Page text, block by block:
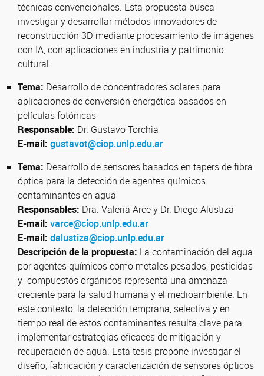
técnicas convencionales. Esta propuesta busca
investigar y desarrollar métodos innovadores de
reconstrucción 3D mediante procesamiento de imágenes
con IA, con aplicaciones en industria y patrimonio
cultural.
Tema: Desarrollo de concentradores solares para
aplicaciones de conversión energética basados en
películas fotónicas
Responsable: Dr. Gustavo Torchia
E-mail: gustavot@ciop.unlp.edu.ar
Tema: Desarrollo de sensores basados en tapers de fibra
óptica para la detección de agentes químicos
contaminantes en agua
Responsables: Dra. Valeria Arce y Dr. Diego Alustiza
E-mail: varce@ciop.unlp.edu.ar
E-mail: dalustiza@ciop.unlp.edu.ar
Descripción de la propuesta: La contaminación del agua
por agentes químicos como metales pesados, pesticidas
y compuestos orgánicos representa una amenaza
creciente para la salud humana y el medioambiente. En
este contexto, la detección temprana, selectiva y en
tiempo real de estos contaminantes resulta clave para
implementar estrategias eficaces de mitigación y
recuperación de agua. Esta tesis propone investigar el
diseño, fabricación y caracterización de sensores ópticos